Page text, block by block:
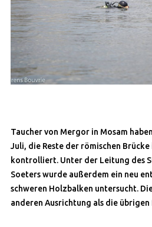
Taucher von Mergor in Mosam
Juli, die Reste der römischen
kontrolliert. Unter der Leitung des
Soeters wurde außerdem ein neu
schweren Holzbalken untersucht.
anderen Ausrichtung als die übrigen